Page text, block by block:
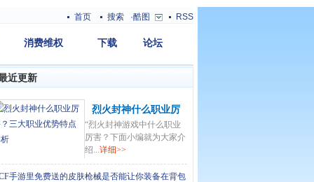
首页 搜索 ·酷图 RSS
消费维权 下载 论坛
近更新
烈火封神什么职业厉
害？三大职业优势特
点解析
“烈火封神游戏中什么职业
厉害？下面小编就为大家介
绍...详细>>
手游里免费送的皮肤枪械是否能让你装备在背包